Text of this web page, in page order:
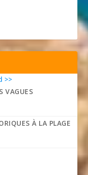
>>
VAGUES
À LA PLAGE